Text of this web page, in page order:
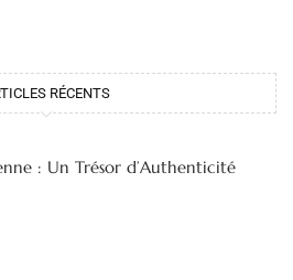
RÉCENTS
: Un Trésor d’Authenticité